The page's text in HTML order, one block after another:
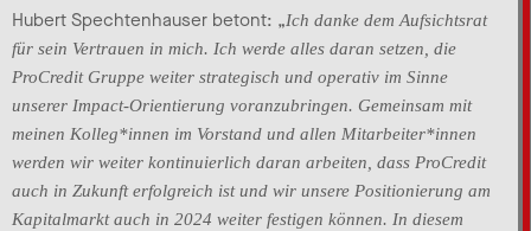
Hubert Spechtenhauser betont: „Ich danke dem Aufsichtsrat
für sein Vertrauen in mich. Ich werde alles daran setzen, die
ProCredit Gruppe weiter strategisch und operativ im Sinne
unserer Impact-Orientierung voranzubringen. Gemeinsam mit
meinen Kolleg*innen im Vorstand und allen Mitarbeiter*innen
werden wir weiter kontinuierlich daran arbeiten, dass ProCredit
auch in Zukunft erfolgreich ist und wir unsere Positionierung am
Kapitalmarkt auch in 2024 weiter festigen können. In diesem